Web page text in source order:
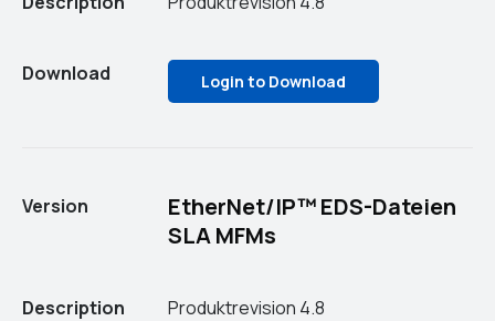
Download Login to Download
Version
EtherNet/IP™ EDS-Dateien
SLA MFMs
Description Produktrevision 4.8